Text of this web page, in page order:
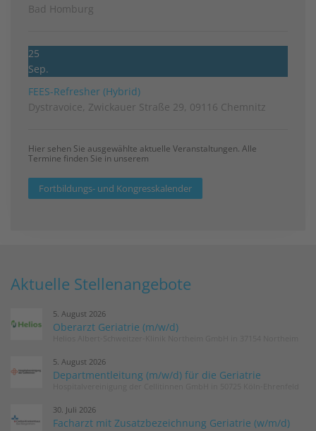
Bad Homburg
25
Sep.
FEES-Refresher (Hybrid)
Dystravoice, Zwickauer Straße 29, 09116 Chemnitz
Hier sehen Sie ausgewählte aktuelle Veranstaltungen. Alle
Termine finden Sie in unserem
Fortbildungs- und Kongresskalender
Aktuelle Stellenangebote
5. August 2026
Oberarzt Geriatrie (m/w/d)
5. August 2026
Departmentleitung (m/w/d) für die Geriatrie
30. Juli 2026
Facharzt mit Zusatzbezeichnung Geriatrie (w/m/d)